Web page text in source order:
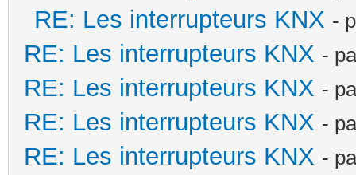
RE: Les interrupteurs KNX -
RE: Les interrupteurs KNX -
RE: Les interrupteurs KNX -
RE: Les interrupteurs KNX -
RE: Les interrupteurs KNX -